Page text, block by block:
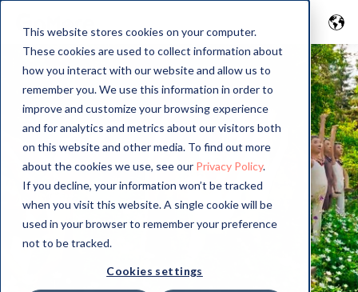
This website stores cookies on your computer.
These cookies are used to collect information about
how you interact with our website and allow us to
remember you. We use this information in order to
improve and customize your browsing experience
and for analytics and metrics about our visitors both
on this website and other media. To find out more
about the cookies we use, see our Privacy Policy.
If you decline, your information won’t be tracked
when you visit this website. A single cookie will be
used in your browser to remember your preference
not to be tracked.
Cookies settings